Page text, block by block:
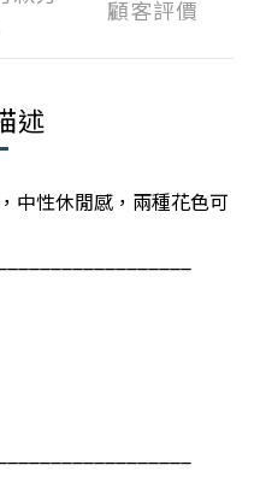
顧客評價
述
中性休閒感，兩種花色可